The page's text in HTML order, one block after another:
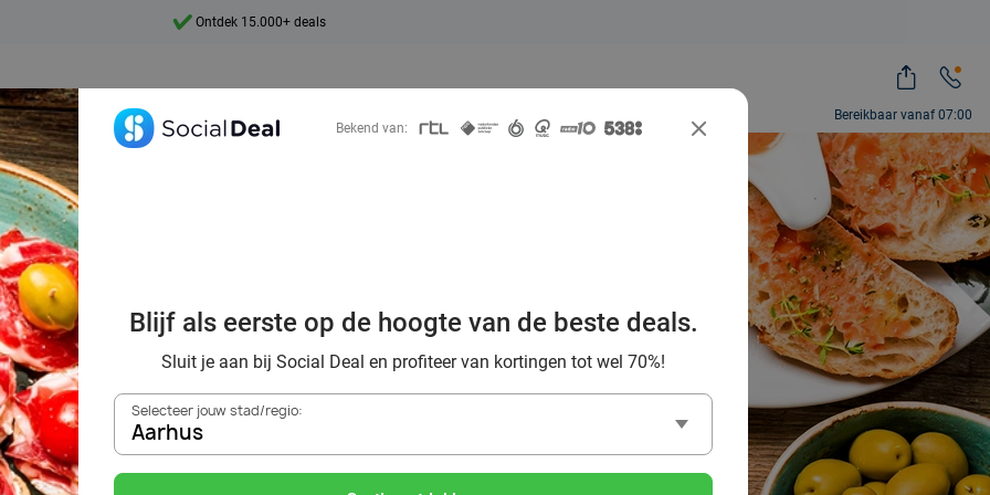
Bereikbaar vanaf 07:00
Ontdek 15.000+ deals
voordelig de beste
in Aarhus en
omgeving
Bekend van:
Blijf als eerste op de hoogte van de beste deals.
Sluit je aan bij Social Deal en profiteer van kortingen tot wel 70%!
Selecteer jouw stad/regio:
Aarhus